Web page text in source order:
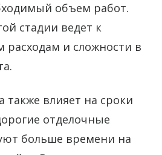
объем работ.
стадии ведет к
и сложности в
также влияет на сроки
отделочные
больше времени на